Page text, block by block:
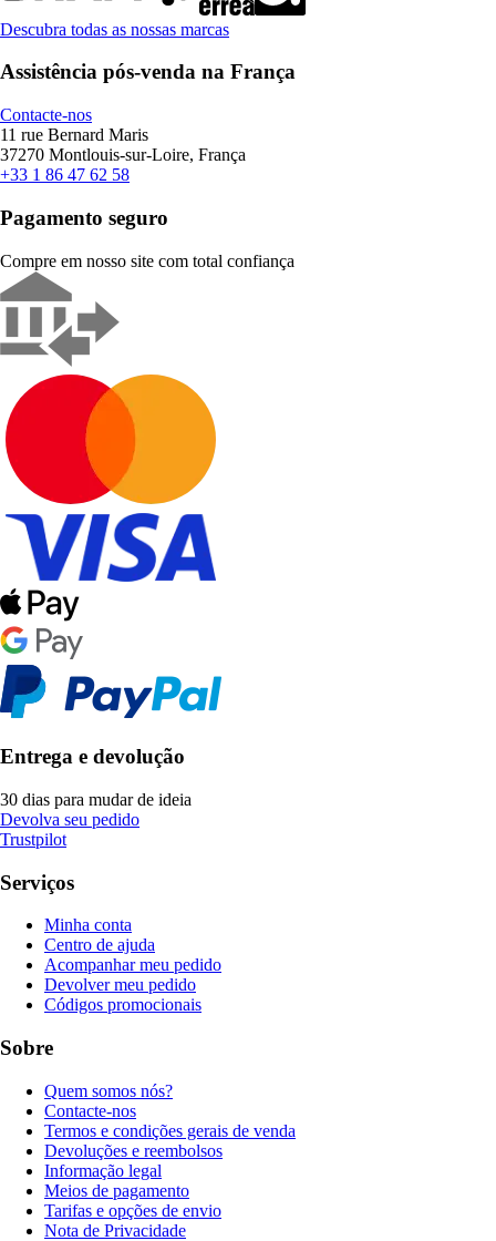
Descubra todas as nossas marcas
Assistência pós-venda na França
Contacte-nos
11 rue Bernard Maris
37270 Montlouis-sur-Loire, França
+33 1 86 47 62 58
Pagamento seguro
Compre em nosso site com total confiança
Entrega e devolução
30 dias para mudar de ideia
Devolva seu pedido
Trustpilot
Serviços
Minha conta
Centro de ajuda
Acompanhar meu pedido
Devolver meu pedido
Códigos promocionais
Sobre
Quem somos nós?
Contacte-nos
Termos e condições gerais de venda
Devoluções e reembolsos
Informação legal
Meios de pagamento
Tarifas e opções de envio
Nota de Privacidade